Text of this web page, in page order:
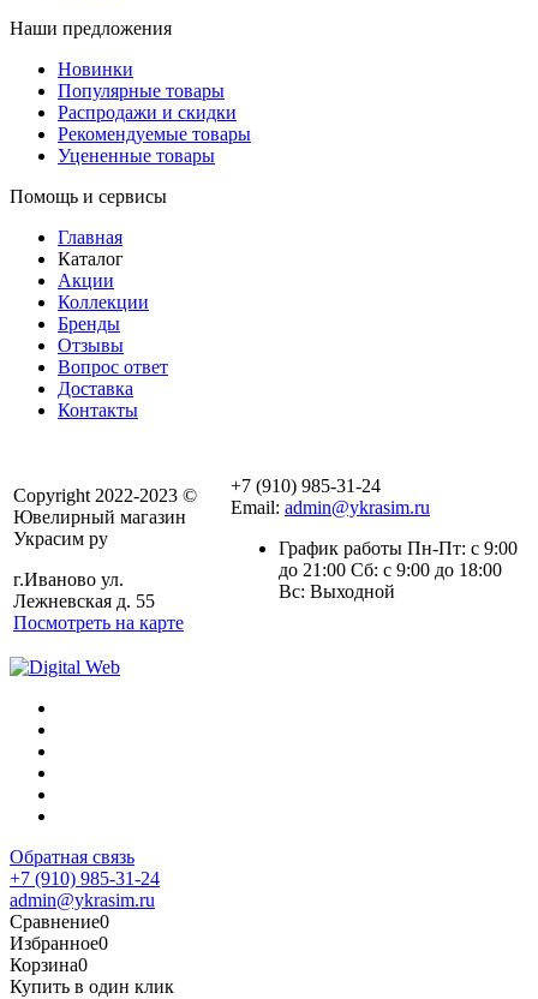
Наши предложения
Новинки
Популярные товары
Распродажи и скидки
Рекомендуемые товары
Уцененные товары
Помощь и сервисы
Главная
Каталог
Акции
Коллекции
Бренды
Отзывы
Вопрос ответ
Доставка
Контакты
Copyright 2022-2023 ©
Ювелирный магазин
Украсим ру
г.Иваново ул.
Лежневская д. 55
Посмотреть на карте
+7 (910) 985-31-24
Email: admin@ykrasim.ru
График работы Пн-Пт: с 9:00
до 21:00 Сб: с 9:00 до 18:00
Вс: Выходной
Обратная связь
+7 (910) 985-31-24
admin@ykrasim.ru
Сравнение0
Избранное0
Корзина0
Купить в один клик